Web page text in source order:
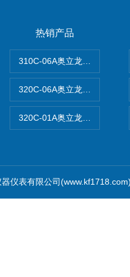
热销产品
310C-06A奥立龙实验室台式
320C-06A奥立龙实验室便携
320C-01A奥立龙实验室便携
仪表有限公司